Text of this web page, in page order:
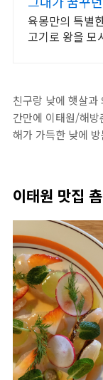
육몽만의 특별
고기로 왕을 모
친구랑 낮에 햇살과
간만에 이태원/해
해가 가득한 낮에
이태원 맛집